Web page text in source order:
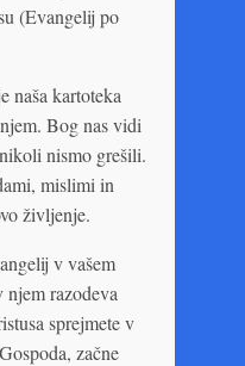
(Evangelij po
naša kartoteka
Bog nas vidi
nismo grešili.
mislimi in
življenje.
v vašem
razodeva
sprejmete v
začne